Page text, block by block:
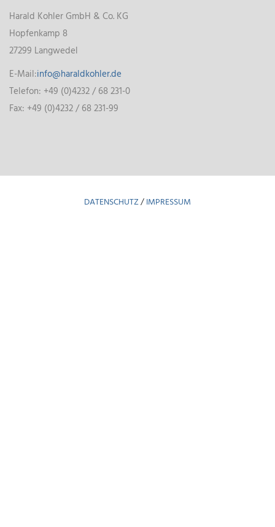
Harald Kohler GmbH & Co. KG
Hopfenkamp 8
27299 Langwedel
E-Mail:info@haraldkohler.de
Telefon: +49 (0)4232 / 68 231-0
Fax: +49 (0)4232 / 68 231-99
DATENSCHUTZ/IMPRESSUM